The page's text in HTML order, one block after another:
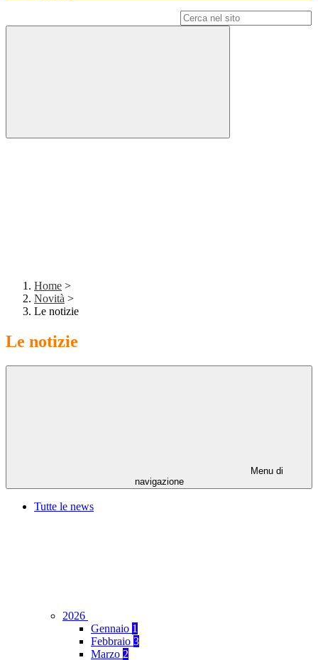
Home >
Novità >
Le notizie
Le notizie
Menu di
navigazione
Tutte le news
2026
Gennaio 1
Febbraio 3
Marzo 2